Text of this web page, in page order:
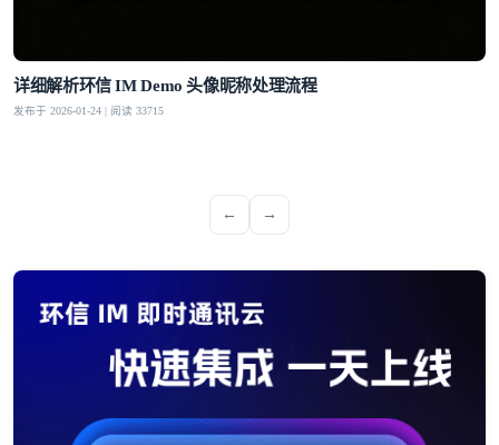
详细解析环信 IM Demo 头像昵称处理流程
发布于 2026-01-24 | 阅读 33715
← →